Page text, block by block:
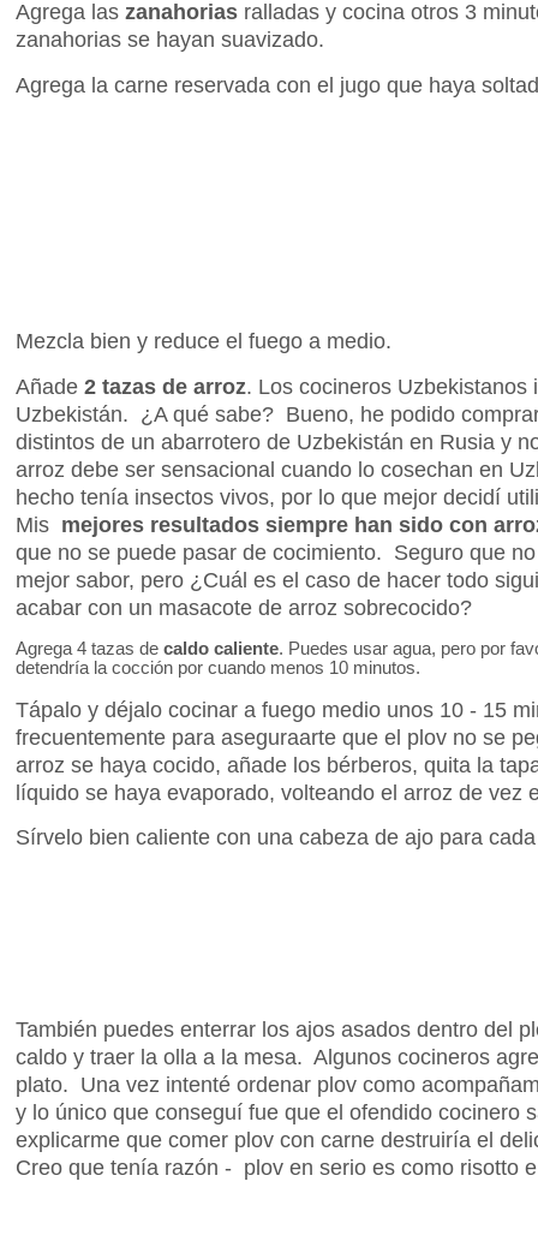
Agrega las zanahorias ralladas y cocina otros 3
zanahorias se hayan suavizado.
Agrega la carne reservada con el jugo que haya
Mezcla bien y reduce el fuego a medio.
Añade 2 tazas de arroz. Los cocineros Uzbekistanos
Uzbekistán. ¿A qué sabe? Bueno, he podido
distintos de un abarrotero de Uzbekistán en Rusia y
arroz debe ser sensacional cuando lo cosechan en
hecho tenía insectos vivos, por lo que mejor decidí
Mis mejores resultados siempre han sido con
que no se puede pasar de cocimiento. Seguro que
mejor sabor, pero ¿Cuál es el caso de hacer todo
acabar con un masacote de arroz sobrecocido?
Agrega 4 tazas de caldo caliente. Puedes usar agua, pero por
detendría la cocción por cuando menos 10 minutos.
Tápalo y déjalo cocinar a fuego medio unos 10 - 15
frecuentemente para aseguraarte que el plov no se
arroz se haya cocido, añade los bérberos, quita la
líquido se haya evaporado, volteando el arroz de vez
Sírvelo bien caliente con una cabeza de ajo para
También puedes enterrar los ajos asados dentro del
caldo y traer la olla a la mesa. Algunos cocineros
plato. Una vez intenté ordenar plov como
y lo único que conseguí fue que el ofendido cocinero
explicarme que comer plov con carne destruiría el
Creo que tenía razón - plov en serio es como risotto